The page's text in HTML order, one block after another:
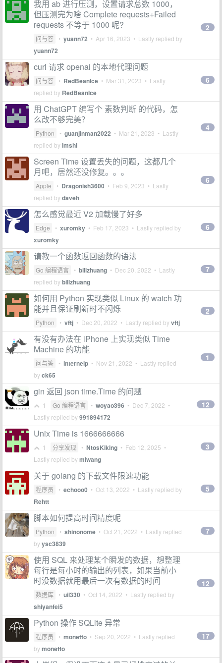
我用 ab 进行压测，设置请求总数 1000，
但压测完为啥 Complete requests+Failed
requests 不等于 1000 呢?
问与答 • yuann72 • Apr 16, 2023 • Lastly replied by
yuann72
2
curl 请求 openai 的本地代理问题
问与答 • RedBeanIce • Mar 31, 2023 • Lastly
replied by RedBeanIce
6
用 ChatGPT 编写个 素数判断 的代码，怎
么改不够完美？
Python • guanjinman2022 • Mar 21, 2023 • Lastly
replied bylmshl
4
Screen Time 设置丢失的问题，这都几个
月吧，居然还没修复。。。
Apple • Dragonish3600 • Feb 9, 2023 • Lastly
replied bydaveh
6
怎么感觉最近 V2 加载慢了好多
Edge • xuromky • Feb 17, 2023 • Lastly replied by
xuromky
6
请教一个函数返回函数的语法
Go 编程语言 • billzhuang • Dec 20, 2022 • Lastly
replied bybillzhuang
7
如何用 Python 实现类似 Linux 的 watch 功
能并且保证刷新时不闪烁
Python • vftj • Dec 20, 2022 • Lastly replied byvftj
2
有没有办法在 iPhone 上实现类似 Time
Machine 的功能
问与答 • internelp • Nov 21, 2022 • Lastly replied
byck65
1
gin 返回 json time.Time 的问题
1 Go 编程语言 • woyao396 • Dec 7, 2022 •
Lastly replied by991894172
12
Unix Time is 1666666666
1 分享发现 • NtosKiking • Feb 12, 2025 •
Lastly replied bymiwang
3
关于 golang 的下载文件限速功能
程序员 • echooo0 • Oct 13, 2022 • Lastly replied by
Rehtt
5
脚本如何提高时间精度呢
Python • shinonome • Oct 21, 2022 • Lastly replied
byysc3839
7
使用 SQL 来处理某个瞬发的数据，想整理
每行是每小时的输出的列表，如果当前小
时没数据就用最后一次有数据的时间
数据库 • uil330 • Oct 14, 2022 • Lastly replied by
shiyanfei5
12
Python 操作 SQLite 异常
程序员 • monetto • Sep 20, 2022 • Lastly replied
bymonetto
17